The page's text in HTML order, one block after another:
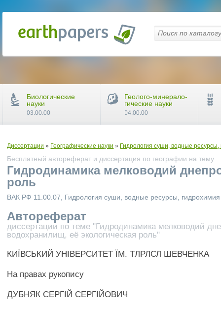
Диссертации » Географические науки » Гидрология суши, водные ресурсы,
Бесплатный автореферат и диссертация по географии на тему
Гидродинамика мелководий
роль
ВАК РФ 11.00.07, Гидрология суши, водные ресурсы, гидрохимия
Автореферат
диссертации по теме "Гидродинамика мелководий
водохранилищ, её экологическая роль"
КИЇВСЬКИЙ УНІВЕРСИТЕТ ЇМ. ТЛРЛСЛ ШЕВЧЕНКА
На правах рукопису
ДУБНЯК СЕРГІЙ СЕРГІЙОВИЧ
Биологические
науки
03.00.00
Геолого-минерало-
гические науки
04.00.00